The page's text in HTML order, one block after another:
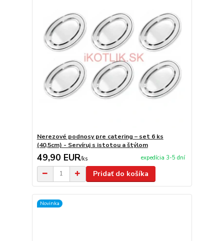
Nerezové podnosy pre catering – set 6 ks
(40,5cm) - Servíruj s istotou a štýlom
49,90 EUR/ks expedícia 3-5 dní
Pridať do košíka
Novinka